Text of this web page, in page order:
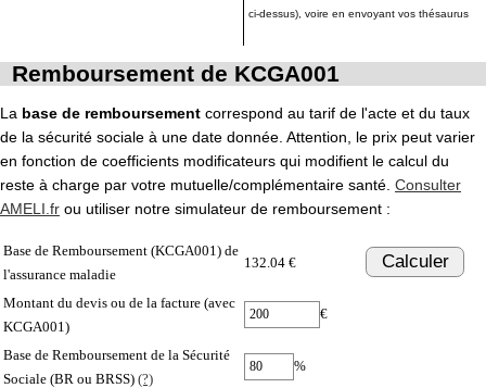
ci-dessus), voire en envoyant vos thésaurus
Remboursement de KCGA001
La base de remboursement correspond au tarif de l'acte et du taux
de la sécurité sociale à une date donnée. Attention, le prix peut varier
en fonction de coefficients modificateurs qui modifient le calcul du
reste à charge par votre mutuelle/complémentaire santé. Consulter
AMELI.fr ou utiliser notre simulateur de remboursement :
Base de Remboursement (KCGA001) de
l'assurance maladie
132.04 € Calculer
Montant du devis ou de la facture (avec
KCGA001)
€
Base de Remboursement de la Sécurité
Sociale (BR ou BRSS) (?)
%